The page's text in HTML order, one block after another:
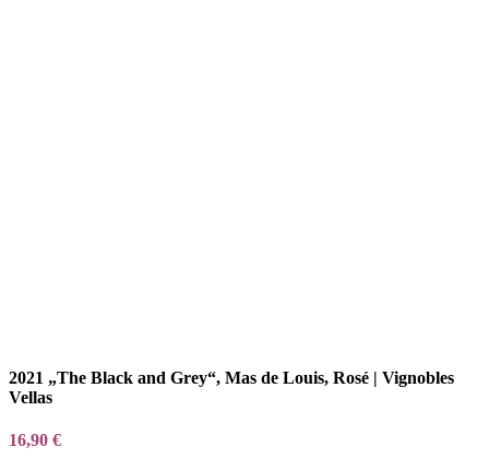
2021 „The Black and Grey“, Mas de Louis, Rosé | Vignobles
Vellas
16,90 €